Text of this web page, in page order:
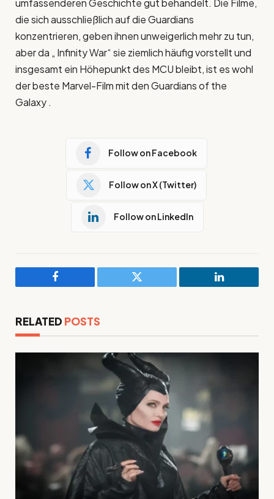
umfassenderen Geschichte gut behandelt. Die Filme,
die sich ausschließlich auf die Guardians
konzentrieren, geben ihnen unweigerlich mehr zu tun,
aber da „ Infinity War“ sie ziemlich häufig vorstellt und
insgesamt ein Höhepunkt des MCU bleibt, ist es wohl
der beste Marvel-Film mit den Guardians of the
Galaxy .
Follow on Facebook
Follow on X (Twitter)
Follow on LinkedIn
Facebook Twitter LinkedIn
RELATED POSTS